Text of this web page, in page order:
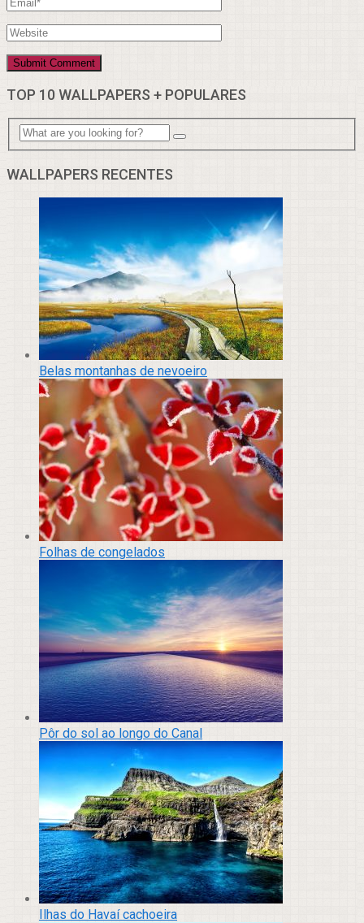
TOP 10 WALLPAPERS + POPULARES
WALLPAPERS RECENTES
Belas montanhas de nevoeiro
Folhas de congelados
Pôr do sol ao longo do Canal
Ilhas do Havaí cachoeira